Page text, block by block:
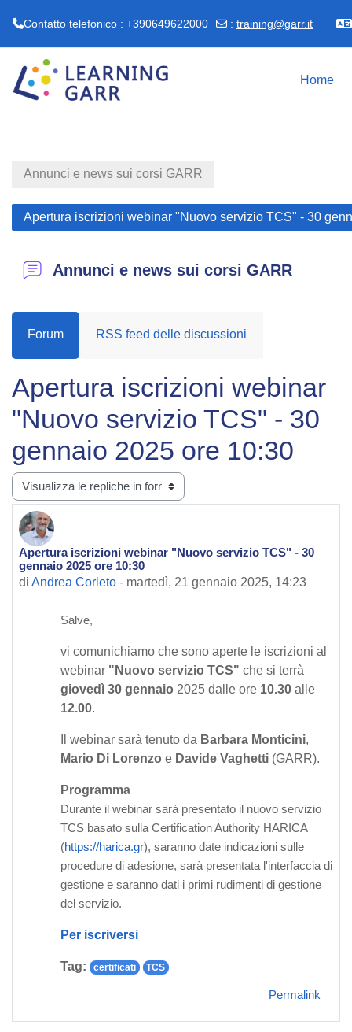
Contatto telefonico : +390649622000 : training@garr.it
Home
Annunci e news sui corsi GARR
Apertura iscrizioni webinar "Nuovo servizio TCS" - 30
Annunci e news sui corsi GARR
Forum RSS feed delle discussioni
Apertura iscrizioni webinar
"Nuovo servizio TCS" - 30
gennaio 2025 ore 10:30
Modalità visualizzazione
Apertura iscrizioni webinar "Nuovo servizio TCS" - 30
gennaio 2025 ore 10:30
di Andrea Corleto - martedì, 21 gennaio 2025, 14:23
Numero di risposte: 0
Salve,
vi comunichiamo che sono aperte le iscrizioni al
webinar "Nuovo servizio TCS" che si terrà
giovedì 30 gennaio 2025 dalle ore 10.30 alle
12.00.
Il webinar sarà tenuto da Barbara Monticini,
Mario Di Lorenzo e Davide Vaghetti (GARR).
Programma
Durante il webinar sarà presentato il nuovo servizio
TCS basato sulla Certification Authority HARICA
(https://harica.gr), saranno date indicazioni sulle
procedure di adesione, sarà presentata l'interfaccia di
gestione e saranno dati i primi rudimenti di gestione
del servizio.
Per iscriversi
Tag: certificati TCS
Permalink